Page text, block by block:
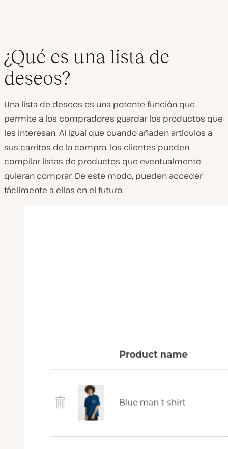
¿Qué es una lista de
deseos?
Una lista de deseos es una potente función que
permite a los compradores guardar los productos que
les interesan. Al igual que cuando añaden artículos a
sus carritos de la compra, los clientes pueden
compilar listas de productos que eventualmente
quieran comprar. De este modo, pueden acceder
fácilmente a ellos en el futuro: